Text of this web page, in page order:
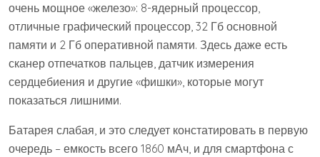
очень мощное «железо»: 8-ядерный процессор,
отличные графический процессор, 32 Гб основной
памяти и 2 Гб оперативной памяти. Здесь даже есть
сканер отпечатков пальцев, датчик измерения
сердцебиения и другие «фишки», которые могут
показаться лишними.
Батарея слабая, и это следует констатировать в первую
очередь – емкость всего 1860 мАч, и для смартфона с